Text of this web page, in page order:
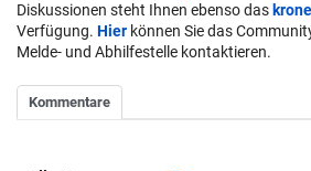
Diskussionen steht Ihnen ebenso das
Verfügung. Hier können Sie das
Melde- und Abhilfestelle kontaktieren.